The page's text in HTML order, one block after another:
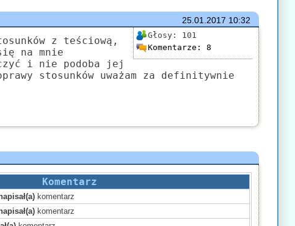
25.01.2017 10:32
Głosy: 101
Komentarze: 8
z teściową,
na mnie
i nie podoba jej
stosunków uważam za definitywnie
Komentarz
komentarz
komentarz